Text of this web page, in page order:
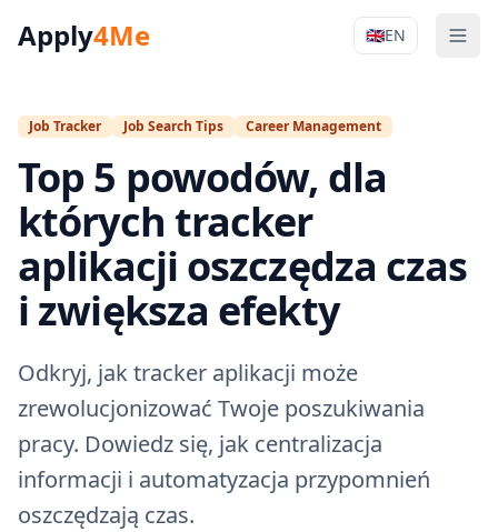
Apply4Me 🇬🇧EN
Apply4Me
Job Tracker Job Search Tips Career Management
Top 5 powodów, dla
których tracker
aplikacji oszczędza czas
i zwiększa efekty
Odkryj, jak tracker aplikacji może
zrewolucjonizować Twoje poszukiwania
pracy. Dowiedz się, jak centralizacja
informacji i automatyzacja przypomnień
oszczędzają czas.